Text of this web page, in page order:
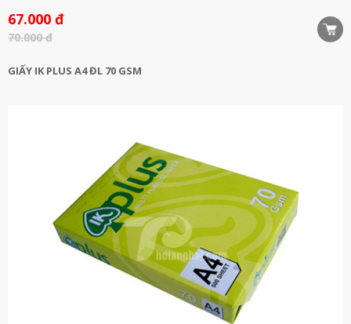
67.000 đ
70.000 đ
GIẤY IK PLUS A4 ĐL 70 GSM